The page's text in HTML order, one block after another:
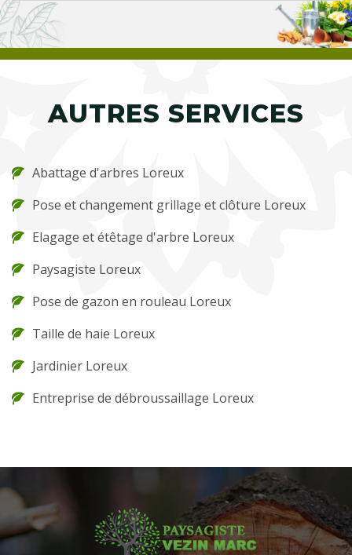
AUTRES SERVICES
Abattage d'arbres Loreux
Pose et changement grillage et clôture Loreux
Elagage et étêtage d'arbre Loreux
Paysagiste Loreux
Pose de gazon en rouleau Loreux
Taille de haie Loreux
Jardinier Loreux
Entreprise de débroussaillage Loreux